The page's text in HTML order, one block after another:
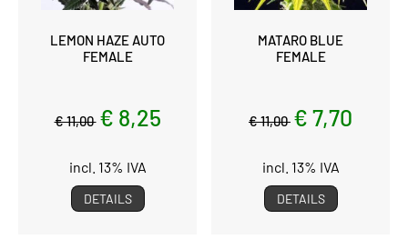
LEMON HAZE AUTO
FEMALE
€ 11,00 € 8,25
incl. 13% IVA
DETAILS
MATARO BLUE
FEMALE
€ 11,00 € 7,70
incl. 13% IVA
DETAILS